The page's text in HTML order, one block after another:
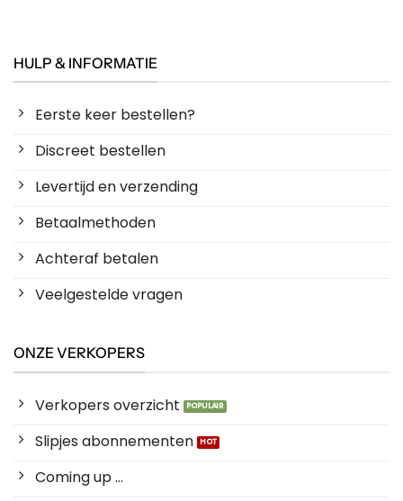
HULP & INFORMATIE
Eerste keer bestellen?
Discreet bestellen
Levertijd en verzending
Betaalmethoden
Achteraf betalen
Veelgestelde vragen
ONZE VERKOPERS
Verkopers overzicht
Slipjes abonnementen
Coming up ...